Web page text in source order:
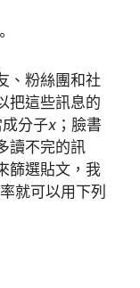
、粉絲團和社
把這些訊息的
分子x ；臉書
讀不完的訊
篩選貼文，我
就可以用下列